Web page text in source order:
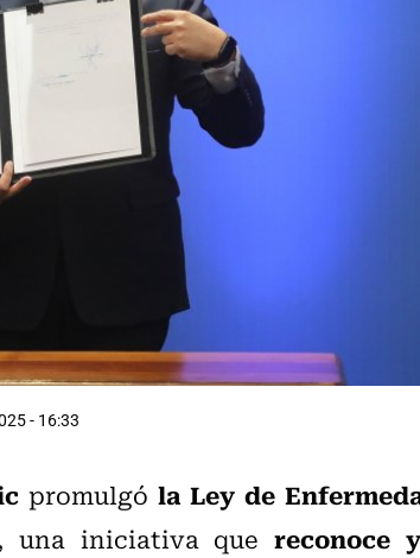
- 16:33
promulgó la Ley de
una iniciativa que reconoce